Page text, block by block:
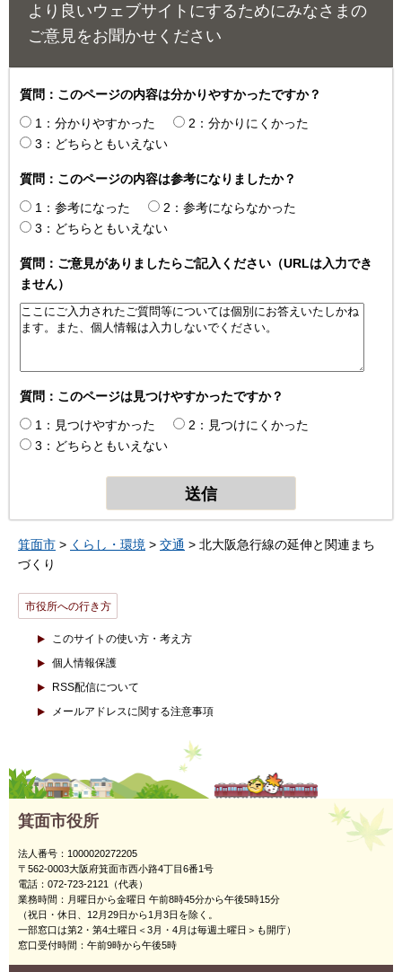
より良いウェブサイトにするためにみなさまの
ご意見をお聞かせください
質問：このページの内容は分かりやすかったですか？
1：分かりやすかった
2：分かりにくかった
3：どちらともいえない
質問：このページの内容は参考になりましたか？
1：参考になった
2：参考にならなかった
3：どちらともいえない
質問：ご意見がありましたらご記入ください（URLは入力でき
ません）
質問：このページは見つけやすかったですか？
1：見つけやすかった
2：見つけにくかった
3：どちらともいえない
箕面市 > くらし・環境 > 交通 > 北大阪急行線の延伸と関連まち
づくり
市役所への行き方
このサイトの使い方・考え方
個人情報保護
RSS配信について
メールアドレスに関する注意事項
箕面市役所
法人番号：1000020272205
〒562-0003大阪府箕面市西小路4丁目6番1号
電話：072-723-2121（代表）
業務時間：月曜日から金曜日 午前8時45分から午後5時15分
（祝日・休日、12月29日から1月3日を除く。
一部窓口は第2・第4土曜日＜3月・4月は毎週土曜日＞も開庁）
窓口受付時間：午前9時から午後5時